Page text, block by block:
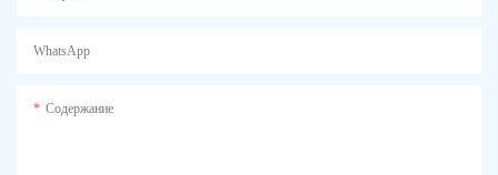
WhatsApp
Содержание